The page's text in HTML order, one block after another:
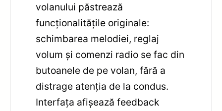
volanului păstrează
funcționalitățile originale:
schimbarea melodiei, reglaj
volum și comenzi radio se fac din
butoanele de pe volan, fără a
distrage atenția de la condus.
Interfața afișează feedback